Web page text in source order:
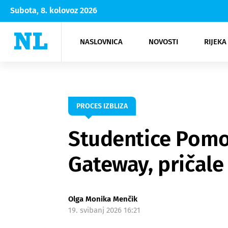
Subota, 8. kolovoz 2026
NASLOVNICA NOVOSTI
Rijeka Opatija
NK
Moda
Kultura
PROCES IZBLIZA
Studentice
Gateway,
Olga Monika Menčik
19. svibanj 2026 16:21